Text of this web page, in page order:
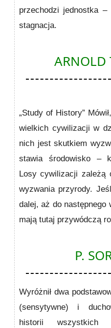
przechodzi jednostka
stagnacja.
ARNOLD
„Study of History”
wielkich cywilizacji w
nich jest skutkiem
stawia środowisko –
Losy cywilizacji zależą
wyzwania przyrody.
dalej, aż do następnego
mają tutaj przywódczą
P.
Wyróżnił dwa
(sensytywne) i
historii wszystkich